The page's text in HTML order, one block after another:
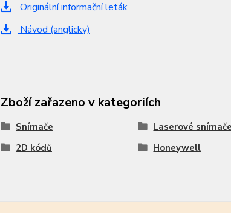
Originální informační leták
Návod (anglicky)
Zboží zařazeno v kategoriích
Snímače Laserové snímače
2D kódů
Honeywell